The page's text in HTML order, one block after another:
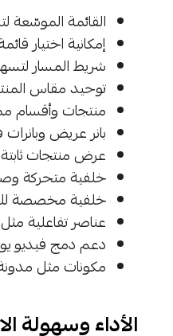
القائمة
إمكانية اختيار
شريط المسار
توحيد مقاس
منتجات وأقسام
بانر عريض
عرض منتجات
خلفية متحركة
خلفية مخصصة
عناصر تفاعلية
دعم دمج فيديو
مكونات مثل
الأداء وسهولة